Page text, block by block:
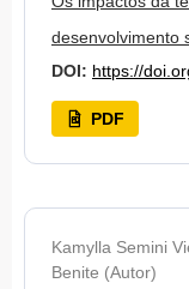
desenvolvimento
DOI: https://
PDF
Kamylla Semini
Benite (Autor)